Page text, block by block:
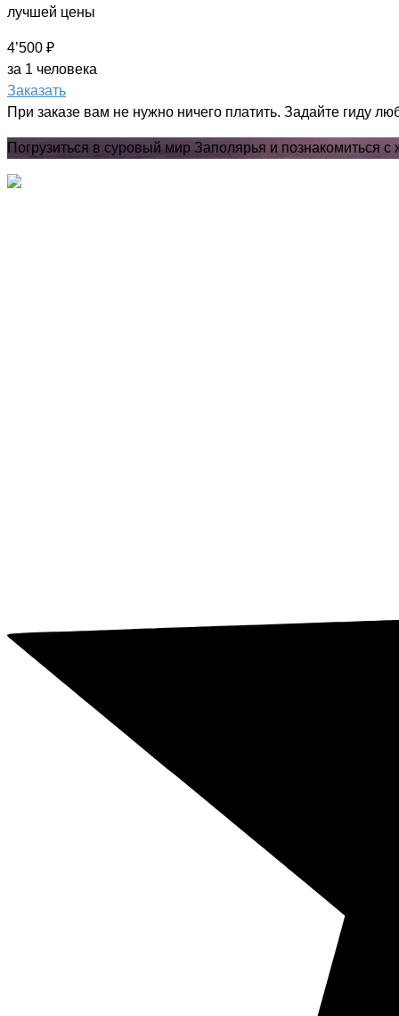
лучшей цены
4’500 ₽
за 1 человека
Заказать
При заказе вам не нужно ничего платить. Задайте гиду
Погрузиться в суровый мир Заполярья и познакомиться